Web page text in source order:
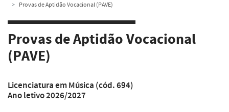
Provas de Aptidão Vocacional (PAVE)
Provas de Aptidão Vocacional
(PAVE)
Licenciatura em Música (cód. 694)
Ano letivo 2026/2027